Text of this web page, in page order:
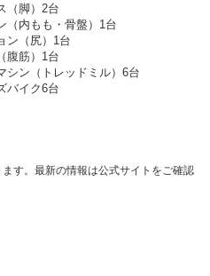
（脚）2台
（内もも・骨盤）1台
ン（尻）1台
腹筋）1台
シン（トレッドミル）6台
バイク6台
す。最新の情報は公式サイトをご確認